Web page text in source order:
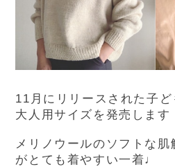
11月にリリースされた子ど
大人用サイズを発売します
メリノウールのソフトな
がとても着やすい一着♩